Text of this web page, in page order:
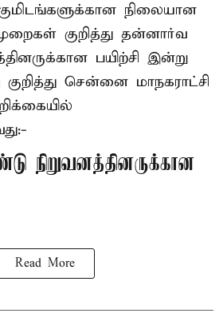
நிலையான
குறித்து தன்னார்வ
பயிற்சி இன்று
சென்னை மாநகராட்சி
நிறுவனத்தினருக்கான
Read More